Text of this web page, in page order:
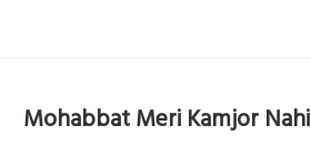
Mohabbat Meri Kamjor Nahi